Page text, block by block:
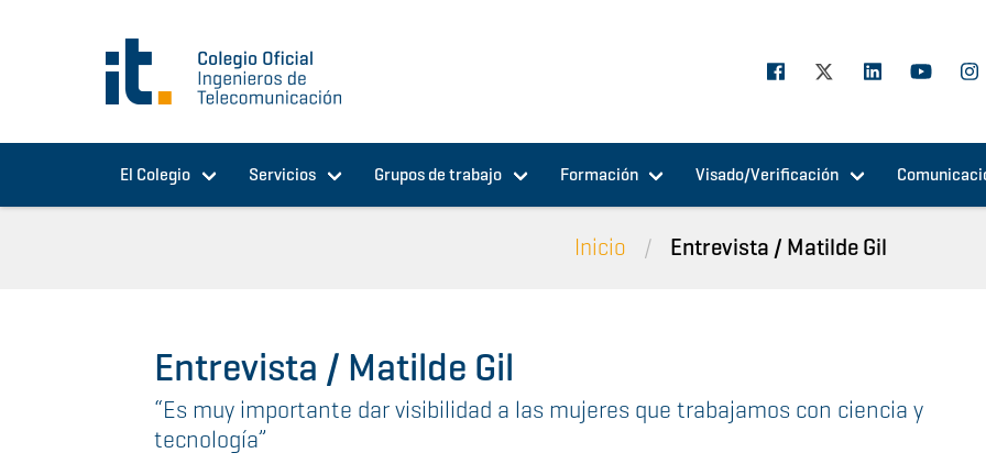
El Colegio Servicios Grupos de trabajo Formación Visado/Verificación
Inicio Entrevista / Matilde Gil
Entrevista / Matilde Gil
“Es muy importante dar visibilidad a las mujeres que trabajamos con ciencia y
tecnología”